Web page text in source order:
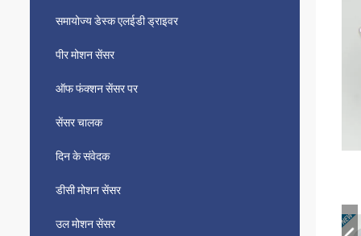
समायोज्य डेस्क एलईडी ड्राइवर
पीर मोशन सेंसर
ऑफ फंक्शन सेंसर पर
सेंसर चालक
दिन के संवेदक
डीसी मोशन सेंसर
उल मोशन सेंसर